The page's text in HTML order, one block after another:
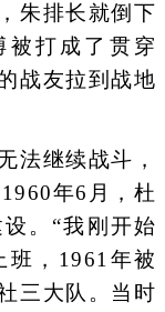
朱排长就倒下
被打成了贯穿
战友拉到战地
继续战斗，
年6月，杜
。“我刚开始
班，1961年被
三大队。当时